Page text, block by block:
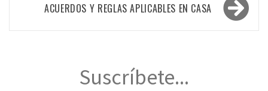
ACUERDOS Y REGLAS APLICABLES EN CASA
Suscríbete...